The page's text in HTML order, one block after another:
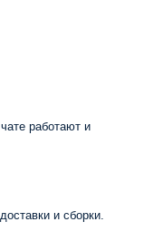
работают и
и сборки.